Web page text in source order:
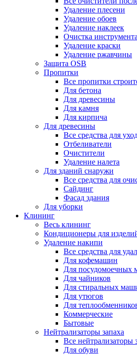
Удаление плесени
Удаление обоев
Удаление наклеек
Очистка инструмента
Удаление краски
Удаление ржавчины
Защита OSB
Пропитки
Все пропитки
Для бетона
Для древесины
Для камня
Для кирпича
Для древесины
Все средства для
Отбеливатели
Очистители
Удаление налета
Для зданий снаружи
Все средства для
Сайдинг
Фасад здания
Для уборки
Клининг
Весь клининг
Кондиционеры для
Удаление накипи
Все средства для
Для кофемашин
Для посудомоечных
Для чайников
Для стиральных
Для утюгов
Для
Коммерческие
Бытовые
Нейтрализаторы запаха
Все нейтрализаторы
Для обуви